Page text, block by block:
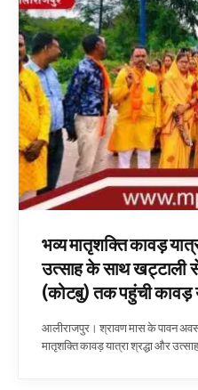
भव्य मातृशक्ति कावड़
उत्साह के साथ खट्टाली
(कोटबु) तक पहुंची कावड़
आलीराजपुर। श्रावण मास के पावन
मातृशक्ति कावड़ यात्रा श्रद्धा और